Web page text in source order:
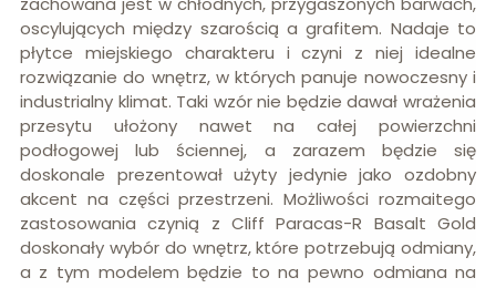
oscylujących między szarością a grafitem. Nadaje to
płytce miejskiego charakteru i czyni z niej idealne
rozwiązanie do wnętrz, w których panuje nowoczesny i
industrialny klimat. Taki wzór nie będzie dawał wrażenia
przesytu ułożony nawet na całej powierzchni
podłogowej lub ściennej, a zarazem będzie się
doskonale prezentował użyty jedynie jako ozdobny
akcent na części przestrzeni. Możliwości rozmaitego
zastosowania czynią z Cliff Paracas-R Basalt Gold
doskonały wybór do wnętrz, które potrzebują odmiany,
a z tym modelem będzie to na pewno odmiana na